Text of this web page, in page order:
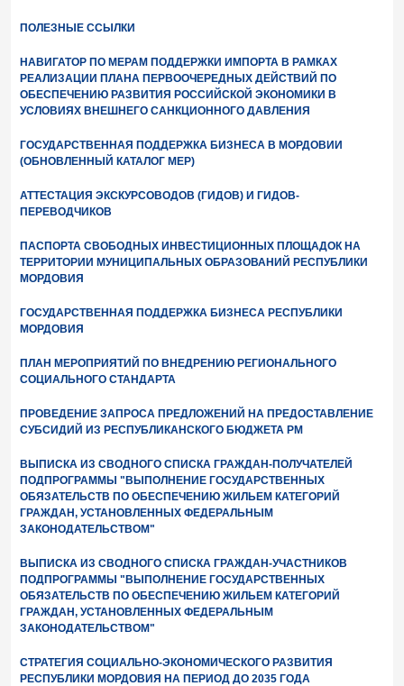
ПОЛЕЗНЫЕ ССЫЛКИ
НАВИГАТОР ПО МЕРАМ ПОДДЕРЖКИ ИМПОРТА В РАМКАХ
РЕАЛИЗАЦИИ ПЛАНА ПЕРВООЧЕРЕДНЫХ ДЕЙСТВИЙ ПО
ОБЕСПЕЧЕНИЮ РАЗВИТИЯ РОССИЙСКОЙ ЭКОНОМИКИ В
УСЛОВИЯХ ВНЕШНЕГО САНКЦИОННОГО ДАВЛЕНИЯ
ГОСУДАРСТВЕННАЯ ПОДДЕРЖКА БИЗНЕСА В МОРДОВИИ
(ОБНОВЛЕННЫЙ КАТАЛОГ МЕР)
АТТЕСТАЦИЯ ЭКСКУРСОВОДОВ (ГИДОВ) И ГИДОВ-
ПЕРЕВОДЧИКОВ
ПАСПОРТА СВОБОДНЫХ ИНВЕСТИЦИОННЫХ ПЛОЩАДОК НА
ТЕРРИТОРИИ МУНИЦИПАЛЬНЫХ ОБРАЗОВАНИЙ РЕСПУБЛИКИ
МОРДОВИЯ
ГОСУДАРСТВЕННАЯ ПОДДЕРЖКА БИЗНЕСА РЕСПУБЛИКИ
МОРДОВИЯ
ПЛАН МЕРОПРИЯТИЙ ПО ВНЕДРЕНИЮ РЕГИОНАЛЬНОГО
СОЦИАЛЬНОГО СТАНДАРТА
ПРОВЕДЕНИЕ ЗАПРОСА ПРЕДЛОЖЕНИЙ НА ПРЕДОСТАВЛЕНИЕ
СУБСИДИЙ ИЗ РЕСПУБЛИКАНСКОГО БЮДЖЕТА РМ
ВЫПИСКА ИЗ СВОДНОГО СПИСКА ГРАЖДАН-ПОЛУЧАТЕЛЕЙ
ПОДПРОГРАММЫ "ВЫПОЛНЕНИЕ ГОСУДАРСТВЕННЫХ
ОБЯЗАТЕЛЬСТВ ПО ОБЕСПЕЧЕНИЮ ЖИЛЬЕМ КАТЕГОРИЙ
ГРАЖДАН, УСТАНОВЛЕННЫХ ФЕДЕРАЛЬНЫМ
ЗАКОНОДАТЕЛЬСТВОМ"
ВЫПИСКА ИЗ СВОДНОГО СПИСКА ГРАЖДАН-УЧАСТНИКОВ
ПОДПРОГРАММЫ "ВЫПОЛНЕНИЕ ГОСУДАРСТВЕННЫХ
ОБЯЗАТЕЛЬСТВ ПО ОБЕСПЕЧЕНИЮ ЖИЛЬЕМ КАТЕГОРИЙ
ГРАЖДАН, УСТАНОВЛЕННЫХ ФЕДЕРАЛЬНЫМ
ЗАКОНОДАТЕЛЬСТВОМ"
СТРАТЕГИЯ СОЦИАЛЬНО-ЭКОНОМИЧЕСКОГО РАЗВИТИЯ
РЕСПУБЛИКИ МОРДОВИЯ НА ПЕРИОД ДО 2035 ГОДА